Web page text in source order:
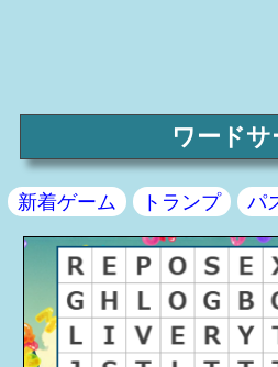
ワードサ
新着ゲーム トランプ パ